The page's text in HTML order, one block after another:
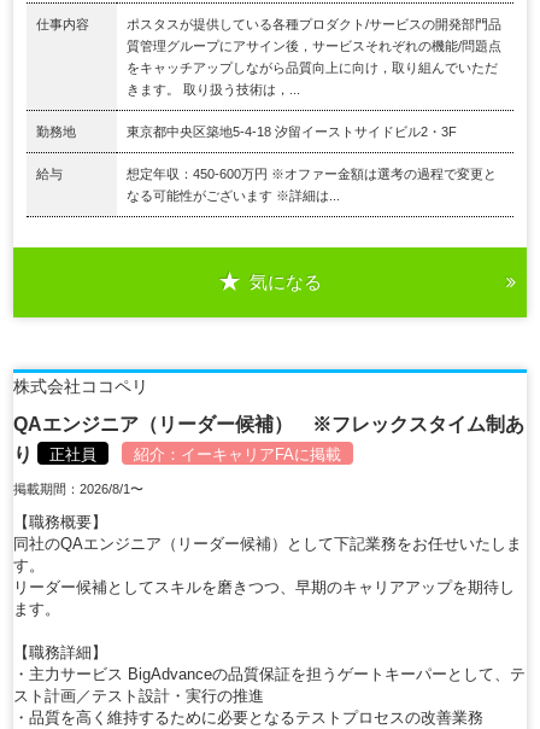
仕事内容
ポスタスが提供している各種プロダクト/サービスの開発部門品
質管理グループにアサイン後，サービスそれぞれの機能/問題点
をキャッチアップしながら品質向上に向け，取り組んでいただ
きます。 取り扱う技術は，...
勤務地 東京都中央区築地5-4-18 汐留イーストサイドビル2・3F
給与
想定年収：450-600万円 ※オファー金額は選考の過程で変更と
なる可能性がございます ※詳細は...
気になる
株式会社ココペリ
QAエンジニア（リーダー候補） ※フレックスタイム制あ
り
正社員 紹介： イーキャリアFAに掲載
掲載期間：2026/8/1〜
【職務概要】
同社のQAエンジニア（リーダー候補）として下記業務をお任せいたしま
す。
リーダー候補としてスキルを磨きつつ、早期のキャリアアップを期待し
ます。
【職務詳細】
・主力サービス BigAdvanceの品質保証を担うゲートキーパーとして、テ
スト計画／テスト設計・実行の推進
・品質を高く維持するために必要となるテストプロセスの改善業務